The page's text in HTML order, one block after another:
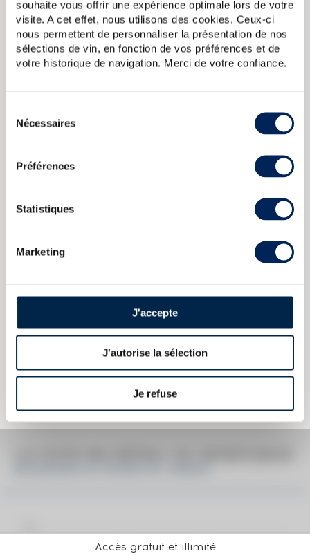
souhaite vous offrir une expérience optimale lors de votre
visite. A cet effet, nous utilisons des cookies. Ceux-ci
nous permettent de personnaliser la présentation de nos
sélections de vin, en fonction de vos préférences et de
votre historique de navigation. Merci de votre confiance.
Nécessaires
Préférences
Statistiques
Marketing
J'accepte
J'autorise la sélection
Je refuse
Embouteillage officiel de la distillerie Bowmore de 25 ans
d'âge. Le bowmore 25 ans officiel fait partie de la gamme
permanente depuis les années 1990. Cette version a été
embouteillée avant 2007, date à laquelle la distillerie a
changé son packaging.
Bowmore 17 years 1996
T.W.A. Joint Bottling LMDW
Bowmore Of. Claret Bordeaux Wine
Pays/région :
Couleur : Ambré
Les informations publiées ci-dessus présentent les caractéristiques
actuelles du spiritueux concerné.
Attention, ce texte est protégé par un droit d'auteur. Il est interdit de le
copier sans en avoir demandé préalablement la permission à
Accès gratuit et illimité